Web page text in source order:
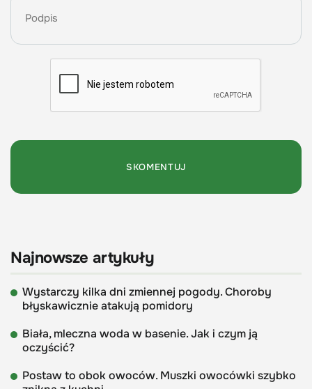
Najnowsze artykuły
Wystarczy kilka dni zmiennej pogody. Choroby
błyskawicznie atakują pomidory
Biała, mleczna woda w basenie. Jak i czym ją
oczyścić?
Postaw to obok owoców. Muszki owocówki szybko